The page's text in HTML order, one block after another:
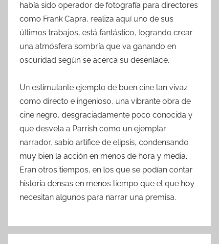
había sido operador de fotografía para directores
como Frank Capra, realiza aquí uno de sus
últimos trabajos, está fantástico, logrando crear
una atmósfera sombría que va ganando en
oscuridad según se acerca su desenlace.
Un estimulante ejemplo de buen cine tan vivaz
como directo e ingenioso, una vibrante obra de
cine negro, desgraciadamente poco conocida y
que desvela a Parrish como un ejemplar
narrador, sabio artífice de elipsis, condensando
muy bien la acción en menos de hora y media.
Eran otros tiempos, en los que se podían contar
historia densas en menos tiempo que el que hoy
necesitan algunos para narrar una premisa.